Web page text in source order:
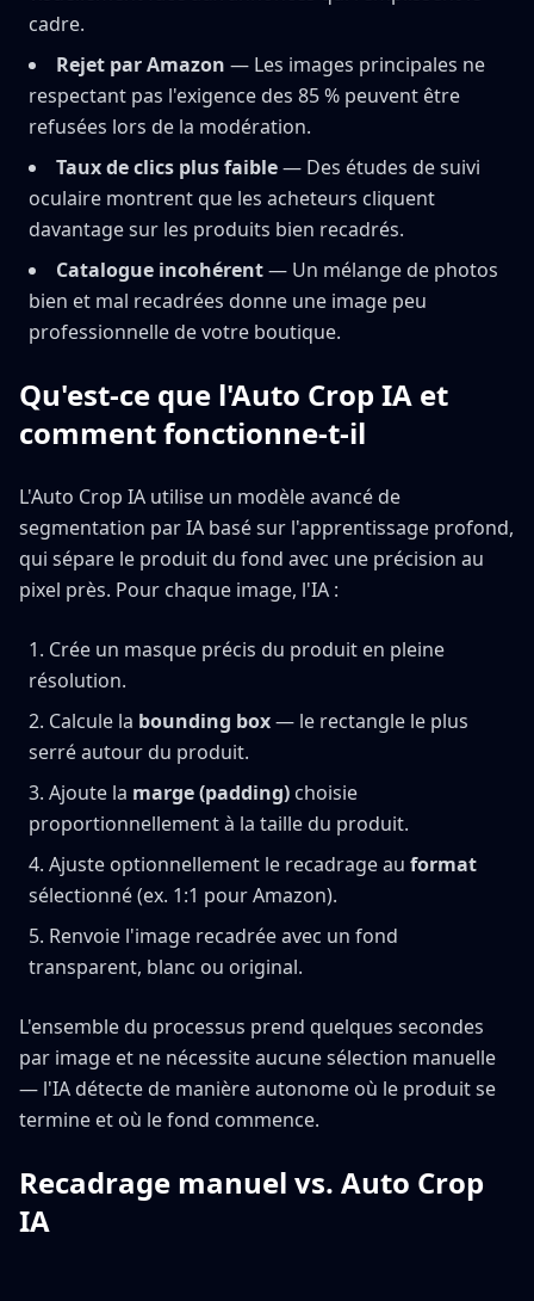
cadre.
Rejet par Amazon — Les images principales ne
respectant pas l'exigence des 85 % peuvent être
refusées lors de la modération.
Taux de clics plus faible— Des études de suivi
oculaire montrent que les acheteurs cliquent
davantage sur les produits bien recadrés.
Catalogue incohérent— Un mélange de photos
bien et mal recadrées donne une image peu
professionnelle de votre boutique.
Qu'est-ce que l'Auto Crop IA et
comment fonctionne-t-il
L'Auto Crop IA utilise un modèle avancé de
segmentation par IA basé sur l'apprentissage profond,
qui sépare le produit du fond avec une précision au
pixel près. Pour chaque image, l'IA :
Crée un masque précis du produit en pleine
résolution.
Calcule la bounding box— le rectangle le plus
serré autour du produit.
Ajoute la marge (padding) choisie
proportionnellement à la taille du produit.
Ajuste optionnellement le recadrage au format
sélectionné (ex. 1:1 pour Amazon).
Renvoie l'image recadrée avec un fond
transparent, blanc ou original.
L'ensemble du processus prend quelques secondes
par image et ne nécessite aucune sélection manuelle
— l'IA détecte de manière autonome où le produit se
termine et où le fond commence.
Recadrage manuel vs. Auto Crop
IA